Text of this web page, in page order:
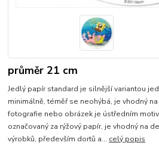
průměr 21 cm
Jedlý papír standard je silnější variantou
minimálně, téměř se neohýbá, je vhodný
fotografie nebo obrázek je ústředním
označovaný za rýžový papír, je vhodný na
výrobků, především dortů a... celý popis